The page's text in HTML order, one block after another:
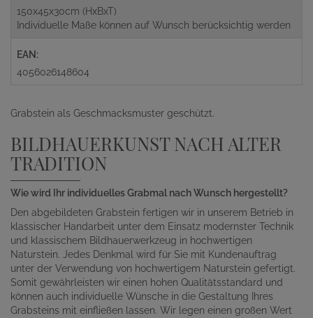
150x45x30cm (HxBxT)
Individuelle Maße können auf Wunsch berücksichtig werden
EAN:
4056026148604
Grabstein als Geschmacksmuster geschützt.
BILDHAUERKUNST NACH ALTER
TRADITION
Wie wird Ihr individuelles Grabmal nach Wunsch hergestellt?
Den abgebildeten Grabstein fertigen wir in unserem Betrieb in
klassischer Handarbeit unter dem Einsatz modernster Technik
und klassischem Bildhauerwerkzeug in hochwertigen
Naturstein. Jedes Denkmal wird für Sie mit Kundenauftrag
unter der Verwendung von hochwertigem Naturstein gefertigt.
Somit gewährleisten wir einen hohen Qualitätsstandard und
können auch individuelle Wünsche in die Gestaltung Ihres
Grabsteins mit einfließen lassen. Wir legen einen großen Wert